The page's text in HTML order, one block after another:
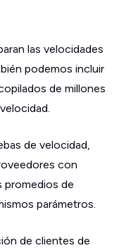
las velocidades
podemos incluir
de millones
de velocidad,
con
promedios de
parámetros.
de clientes de